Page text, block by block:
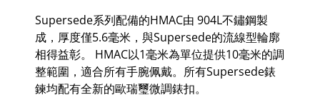
Supersede系列配備的HMAC由 904L不鏽鋼製
成 ，厚度僅5.6毫米，與Supersede的流線型輪廓
相得益彰。
HMAC以1毫米為單位提供10毫米的調
整範圍，適合所有手腕佩戴。所有Supersede錶
鍊均配有全新的歐瑞璽微調錶扣。